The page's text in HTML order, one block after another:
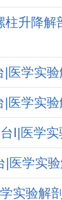
柱升降解
|医学实
|医学实
Ⅰ|医学
|医学实
实验解